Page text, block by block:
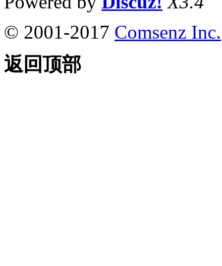
© 2001-2017 Comsenz Inc.
返回顶部